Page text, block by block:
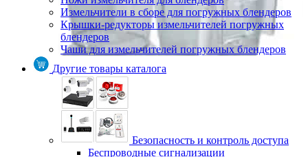
Измельчители в сборе для погружных блендеров
Крышки-редукторы измельчителей погружных
блендеров
Чаши для измельчителей погружных блендеров
Другие товары каталога
Безопасность и контроль доступа
Беспроводные сигнализации